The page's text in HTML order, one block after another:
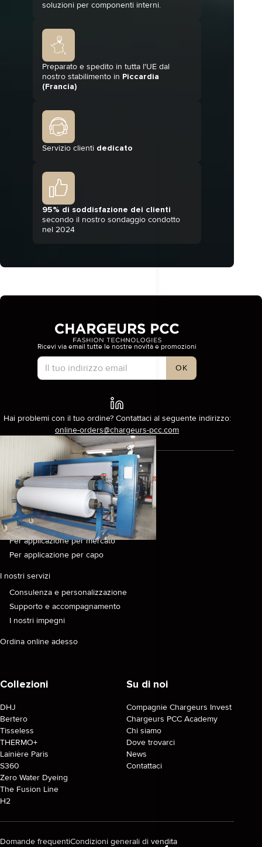
soluzioni per componenti interni.
Preparato e spedito in tutta l'UE dal
nostro stabilimento in Piccardia
(Francia)
Servizio clienti dedicato
95% di soddisfazione dei clienti
secondo il nostro sondaggio condotto
nel 2024
Tipo di account
Ricevi via email tutte le nostre novità e promozioni
OK
Hai problemi con il tuo ordine? Contattaci al seguente indirizzo:
online-orders@chargeurs-pcc.com
Prodotti
Scopri i nostri prodotti
Per collezioni
Per tipo di interfodera
Per applicazione per mercato
Per applicazione per capo
I nostri servizi
Consulenza e personalizzazione
Supporto e accompagnamento
I nostri impegni
Ordina online adesso
Collezioni
DHJ
Bertero
Tisseless
THERMO+
Lainière Paris
S360
Zero Water Dyeing
The Fusion Line
H2
Su di noi
Compagnie Chargeurs Invest
Chargeurs PCC Academy
Chi siamo
Dove trovarci
News
Contattaci
Domande frequentiCondizioni generali di vendita